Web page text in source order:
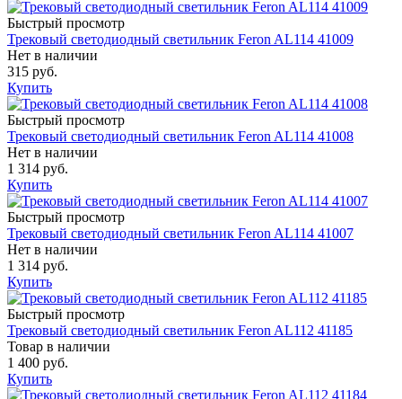
Быстрый просмотр
Трековый светодиодный светильник Feron AL114 41009
Нет в наличии
315 руб.
Купить
Быстрый просмотр
Трековый светодиодный светильник Feron AL114 41008
Нет в наличии
1 314 руб.
Купить
Быстрый просмотр
Трековый светодиодный светильник Feron AL114 41007
Нет в наличии
1 314 руб.
Купить
Быстрый просмотр
Трековый светодиодный светильник Feron AL112 41185
Товар в наличии
1 400 руб.
Купить